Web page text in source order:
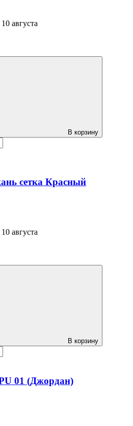
августа
В корзину
сетка Красный
августа
В корзину
01 (Джордан)